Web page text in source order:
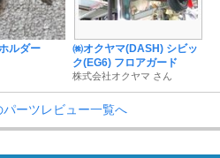
ルダー
㈱オクヤマ(DASH) シビッ
ク(EG6) フロアガード
株式会社オクヤマ さん
ーツレビュー一覧へ